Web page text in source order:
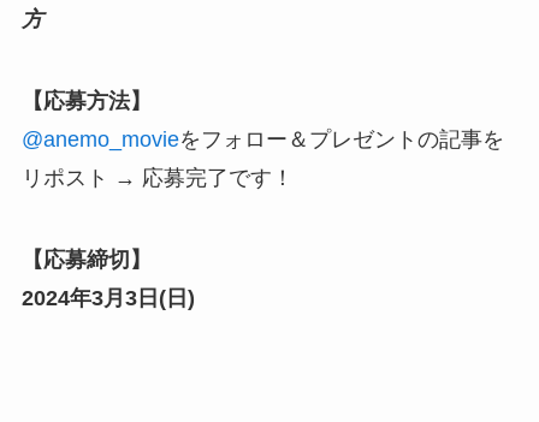
方
【応募方法】
@anemo_movieをフォロー ＆プレゼントの記事を
リポスト → 応募完了です！
【応募締切】
2024年3月3日(日)